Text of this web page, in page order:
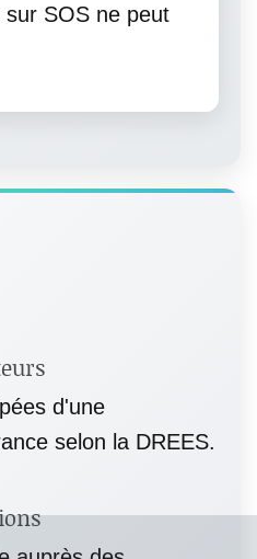
sur SOS ne peut
d'une
selon la DREES.